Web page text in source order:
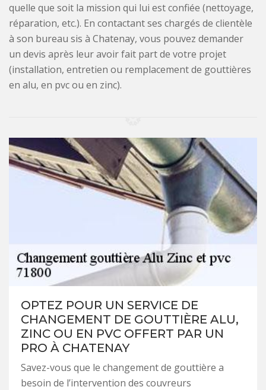
quelle que soit la mission qui lui est confiée (nettoyage,
réparation, etc.). En contactant ses chargés de clientèle
à son bureau sis à Chatenay, vous pouvez demander
un devis après leur avoir fait part de votre projet
(installation, entretien ou remplacement de gouttières
en alu, en pvc ou en zinc).
OPTEZ POUR UN SERVICE DE
CHANGEMENT DE GOUTTIÈRE ALU,
ZINC OU EN PVC OFFERT PAR UN
PRO À CHATENAY
Savez-vous que le changement de gouttière a
besoin de l’intervention des couvreurs